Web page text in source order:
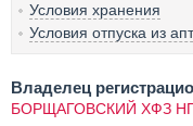
Условия хранения
Условия отпуска из
Владелец
БОРЩАГОВСКИЙ ХФЗ